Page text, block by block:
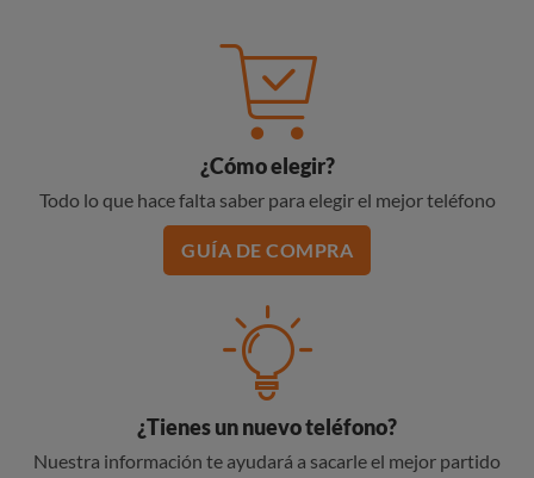
¿Cómo elegir?
Todo lo que hace falta saber para elegir el mejor teléfono
GUÍA DE COMPRA
¿Tienes un nuevo teléfono?
Nuestra información te ayudará a sacarle el mejor partido